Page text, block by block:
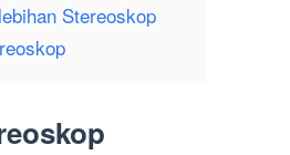
Stereoskop